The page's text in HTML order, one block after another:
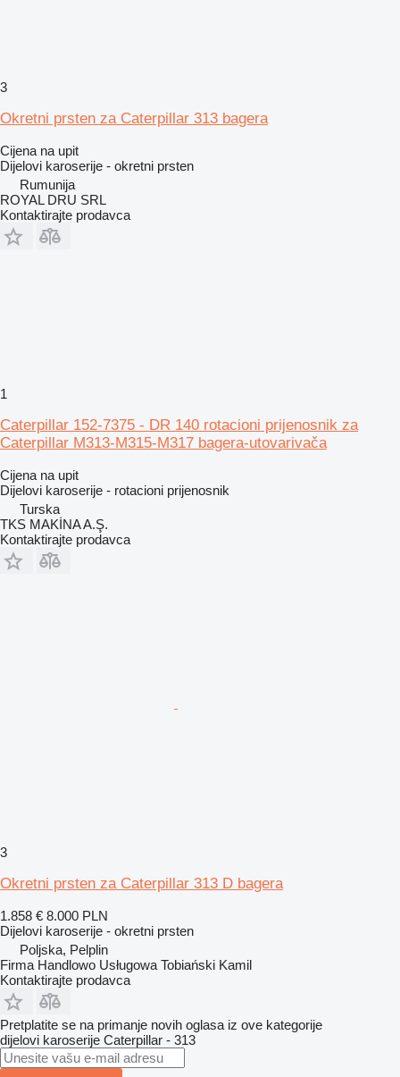
3
Okretni prsten za Caterpillar 313 bagera
Cijena na upit
Dijelovi karoserije - okretni prsten
Rumunija
ROYAL DRU SRL
Kontaktirajte prodavca
1
Caterpillar 152-7375 - DR 140 rotacioni prijenosnik za
Caterpillar M313-M315-M317 bagera-utovarivača
Cijena na upit
Dijelovi karoserije - rotacioni prijenosnik
Turska
TKS MAKİNA A.Ş.
Kontaktirajte prodavca
3
Okretni prsten za Caterpillar 313 D bagera
1.858 € 8.000 PLN
Dijelovi karoserije - okretni prsten
Poljska, Pelplin
Firma Handlowo Usługowa Tobiański Kamil
Kontaktirajte prodavca
Pretplatite se na primanje novih oglasa iz ove kategorije
dijelovi karoserije Caterpillar - 313